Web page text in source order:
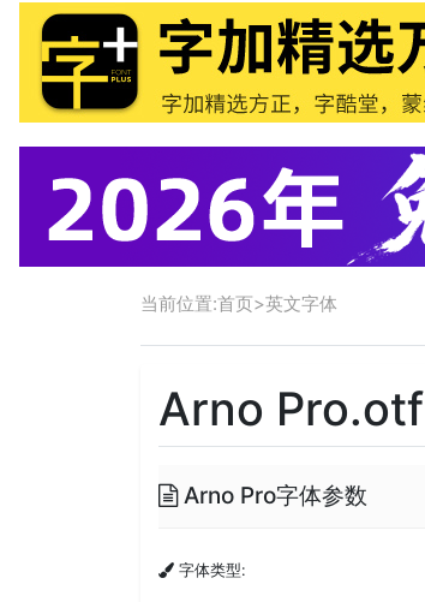
当前位置:首页>英文字体
Arno Pro.otf
Arno Pro字体参数
字体类型: